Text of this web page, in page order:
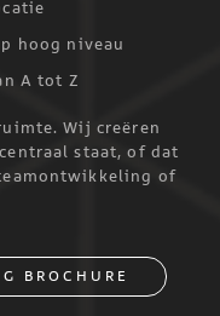
hoog niveau
A tot Z
Wij creëren
staat, of dat
of
BROCHURE